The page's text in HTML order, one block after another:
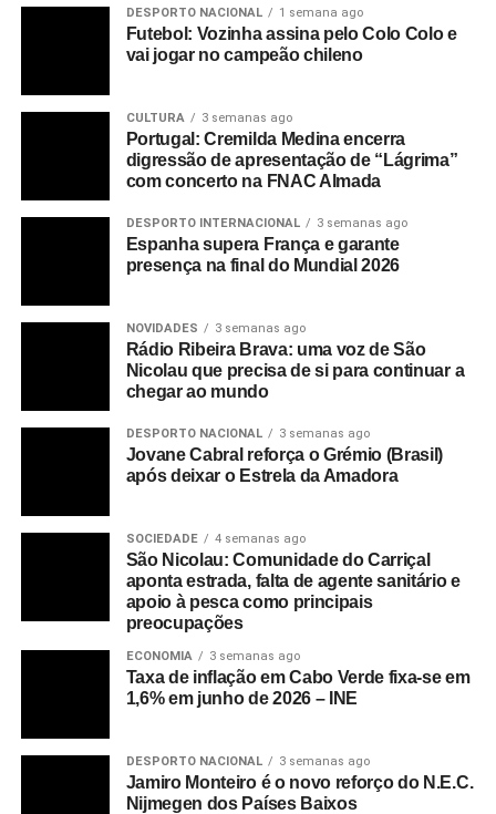
DESPORTO NACIONAL 1 semana ago
Futebol: Vozinha assina pelo Colo Colo e
vai jogar no campeão chileno
CULTURA 3 semanas ago
Portugal: Cremilda Medina encerra
digressão de apresentação de “Lágrima”
com concerto na FNAC Almada
DESPORTO INTERNACIONAL 3 semanas ago
Espanha supera França e garante
presença na final do Mundial 2026
NOVIDADES 3 semanas ago
Rádio Ribeira Brava: uma voz de São
Nicolau que precisa de si para continuar a
chegar ao mundo
DESPORTO NACIONAL 3 semanas ago
Jovane Cabral reforça o Grémio (Brasil)
após deixar o Estrela da Amadora
SOCIEDADE 4 semanas ago
São Nicolau: Comunidade do Carriçal
aponta estrada, falta de agente sanitário e
apoio à pesca como principais
preocupações
ECONOMIA 3 semanas ago
Taxa de inflação em Cabo Verde fixa-se em
1,6% em junho de 2026 – INE
DESPORTO NACIONAL 3 semanas ago
Jamiro Monteiro é o novo reforço do N.E.C.
Nijmegen dos Países Baixos